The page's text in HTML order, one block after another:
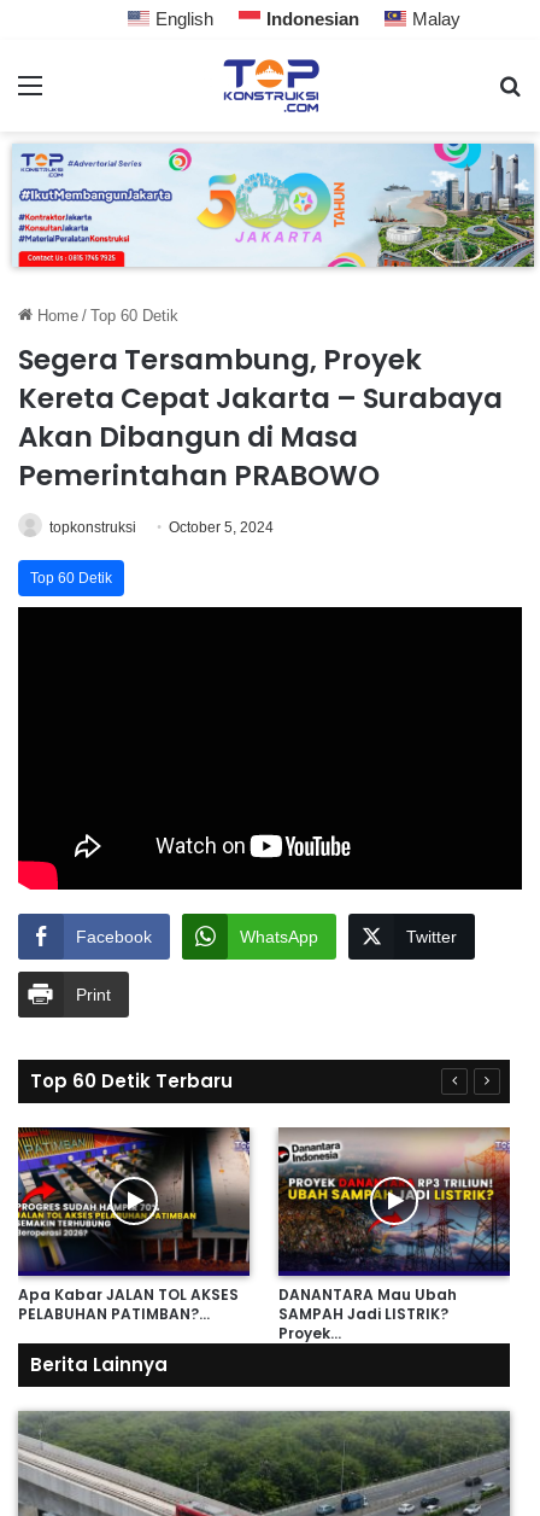
English Indonesian Malay
Home / Top 60 Detik
Segera Tersambung, Proyek
Kereta Cepat Jakarta – Surabaya
Akan Dibangun di Masa
Pemerintahan PRABOWO
topkonstruksi October 5, 2024
Top 60 Detik
Facebook WhatsApp Twitter
Print
Top 60 Detik Terbaru
Apa Kabar JALAN TOL AKSES
PELABUHAN PATIMBAN?…
DANANTARA Mau Ubah
SAMPAH Jadi LISTRIK?
Proyek…
Berita Lainnya